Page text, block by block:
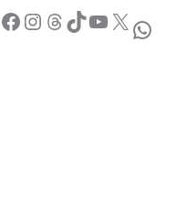
Facebook Instagram Threads TikTok YouTube X WhatsApp